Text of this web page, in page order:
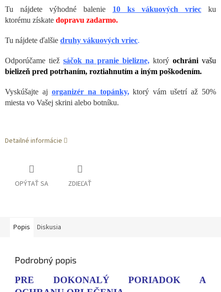
Tu nájdete výhodné balenie 10 ks vákuových vriec
ku
ktorému získate dopravu zadarmo.
Tu nájdete ďalšie druhy vákuových vriec.
Odporúčame tiež sáčok na pranie bielizne, ktorý ochráni vašu
bielizeň pred potrhaním, roztiahnutím a iným poškodením.
Vyskúšajte aj organizér na topánky, ktorý vám ušetrí až 50%
miesta vo Vašej skrini alebo botníku.
Detailné informácie
OPÝTAŤ SA ZDIEĽAŤ
Popis Diskusia
Podrobný popis
PRE DOKONALÝ PORIADOK A